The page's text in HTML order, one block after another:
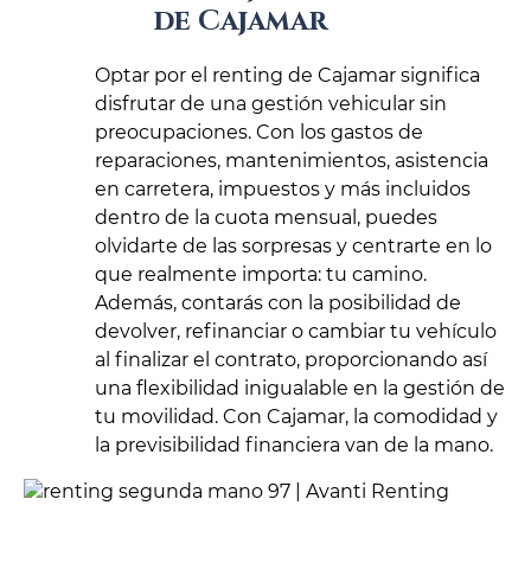
de Cajamar
Optar por el renting de Cajamar significa
disfrutar de una gestión vehicular sin
preocupaciones. Con los gastos de
reparaciones, mantenimientos, asistencia
en carretera, impuestos y más incluidos
dentro de la cuota mensual, puedes
olvidarte de las sorpresas y centrarte en lo
que realmente importa: tu camino.
Además, contarás con la posibilidad de
devolver, refinanciar o cambiar tu vehículo
al finalizar el contrato, proporcionando así
una flexibilidad inigualable en la gestión de
tu movilidad. Con Cajamar, la comodidad y
la previsibilidad financiera van de la mano.